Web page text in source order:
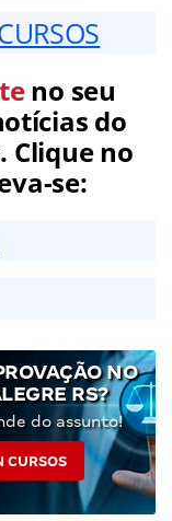
no seu
do
Clique no
se:
NO
RS?
do assunto!
CURSOS